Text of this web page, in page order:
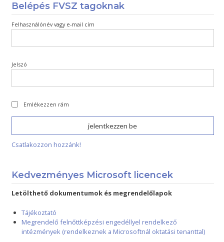
Belépés FVSZ tagoknak
Felhasználónév vagy e-mail cím
Jelszó
Emlékezzen rám
Csatlakozzon hozzánk!
Kedvezményes Microsoft licencek
Letölthető dokumentumok és megrendelőlapok
Tájékoztató
Megrendelő felnőttképzési engedéllyel rendelkező
intézmények (rendelkeznek a Microsoftnál oktatási tenanttal)